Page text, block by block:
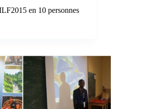
en 10 personnes